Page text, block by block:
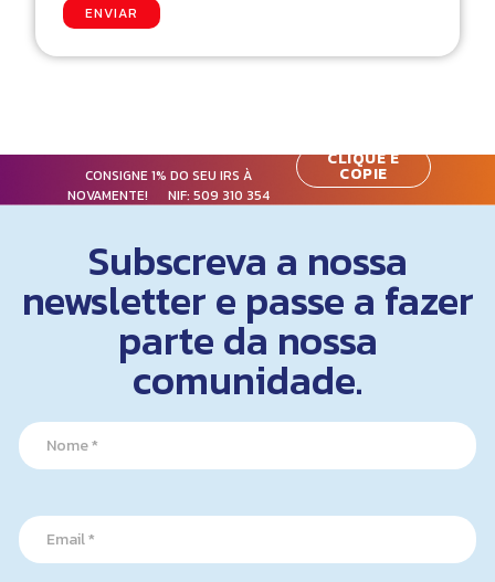
ENVIAR
CONSIGNE 1% DO SEU IRS À
NOVAMENTE! NIF:509 310 354
CLIQUE E
COPIE
Subscreva a nossa
newsletter e passe a fazer
parte da nossa
comunidade.
a
m
m
a
i
N
a
m
*
E
m
a